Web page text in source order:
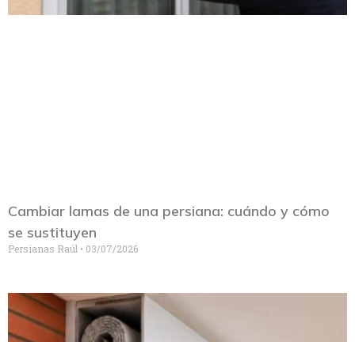
Cambiar lamas de una persiana: cuándo y cómo
se sustituyen
Persianas Raúl 03/07/2026